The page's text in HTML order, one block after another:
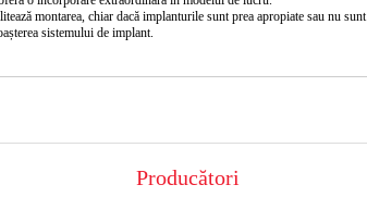
montarea, chiar dacă implanturile sunt prea apropiate sau nu sunt
sistemului de implant.
Producători